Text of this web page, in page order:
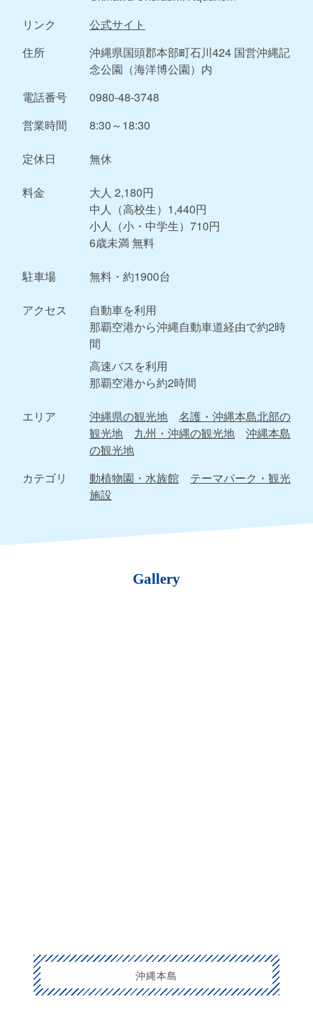
リンク
公式サイト
住所
沖縄県国頭郡本部町石川424 国営沖縄記
念公園（海洋博公園）内
電話番号
0980-48-3748
営業時間
8:30～18:30
定休日 無休
料金
大人 2,180円
中人（高校生）1,440円
小人（小・中学生）710円
6歳未満 無料
駐車場 無料・約1900台
アクセス
自動車を利用
那覇空港から沖縄自動車道経由で約2時
間
高速バスを利用
那覇空港から約2時間
エリア 沖縄県の観光地
名護・沖縄本島北部の
観光地
九州・沖縄の観光地
沖縄本島
の観光地
カテゴリ
動植物園・水族館
テーマパーク・観光
施設
Gallery
沖縄本島